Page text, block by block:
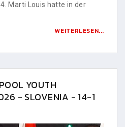
Marti Louis hatte in der
WEITERLESEN...
YOUTH
- SLOVENIA - 14-1